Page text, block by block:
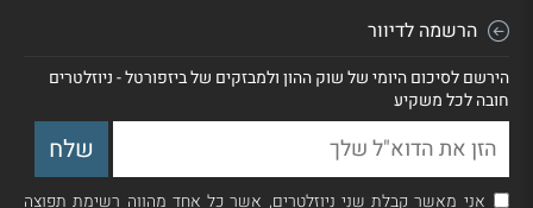
הרשמה לדיוור
הירשם לסיכום היומי של שוק ההון ולמבזקים של ביזפורטל - ניוזלטרים
חובה לכל משקיע
אני מאשר קבלת שני ניוזלטרים, אשר כל אחד מהווה רשימת תפוצה